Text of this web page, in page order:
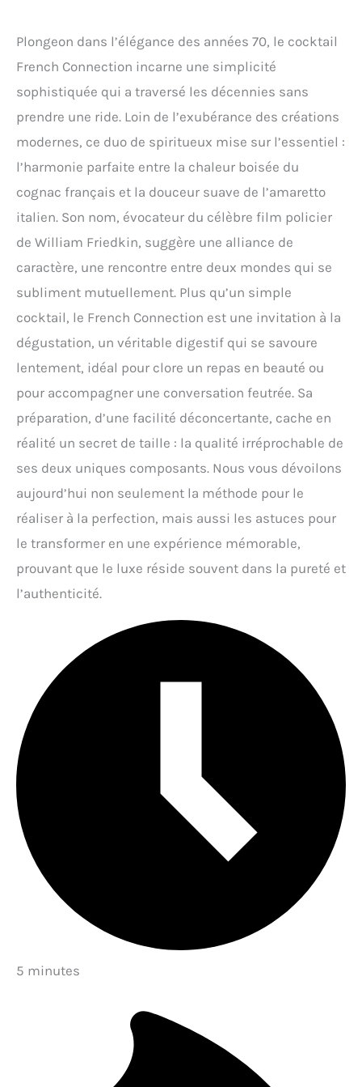
Plongeon dans l’élégance des années 70, le cocktail
French Connection incarne une simplicité
sophistiquée qui a traversé les décennies sans
prendre une ride. Loin de l’exubérance des créations
modernes, ce duo de spiritueux mise sur l’essentiel :
l’harmonie parfaite entre la chaleur boisée du
cognac français et la douceur suave de l’amaretto
italien. Son nom, évocateur du célèbre film policier
de William Friedkin, suggère une alliance de
caractère, une rencontre entre deux mondes qui se
subliment mutuellement. Plus qu’un simple
cocktail, le French Connection est une invitation à la
dégustation, un véritable digestif qui se savoure
lentement, idéal pour clore un repas en beauté ou
pour accompagner une conversation feutrée. Sa
préparation, d’une facilité déconcertante, cache en
réalité un secret de taille : la qualité irréprochable de
ses deux uniques composants. Nous vous dévoilons
aujourd’hui non seulement la méthode pour le
réaliser à la perfection, mais aussi les astuces pour
le transformer en une expérience mémorable,
prouvant que le luxe réside souvent dans la pureté et
l’authenticité.
5 minutes